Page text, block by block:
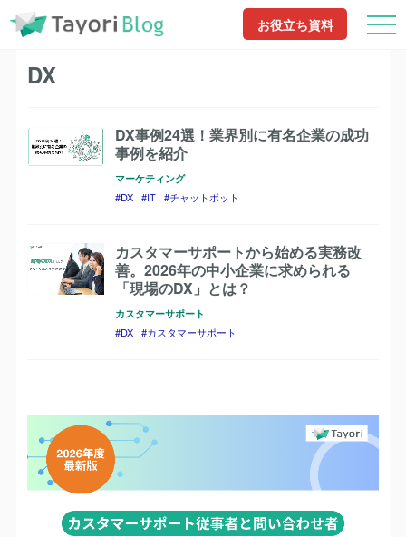
お役立ち資料
TayoriBlog DX
DX
DX事例24選！業界別に有名企業の成功
事例を紹介
マーケティング
DX IT チャットボット
カスタマーサポートから始める実務改
善。2026年の中小企業に求められる
「現場のDX」とは？
カスタマーサポート
DX カスタマーサポート